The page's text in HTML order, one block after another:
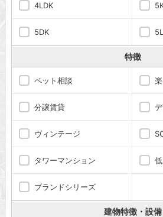
4LDK
5DK
特徴
ペット相談
分譲賃貸
ヴィンテージ
タワーマンション
ブランドシリーズ
建物特徴・設備